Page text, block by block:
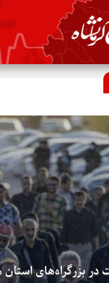
در بزرگراه‌های